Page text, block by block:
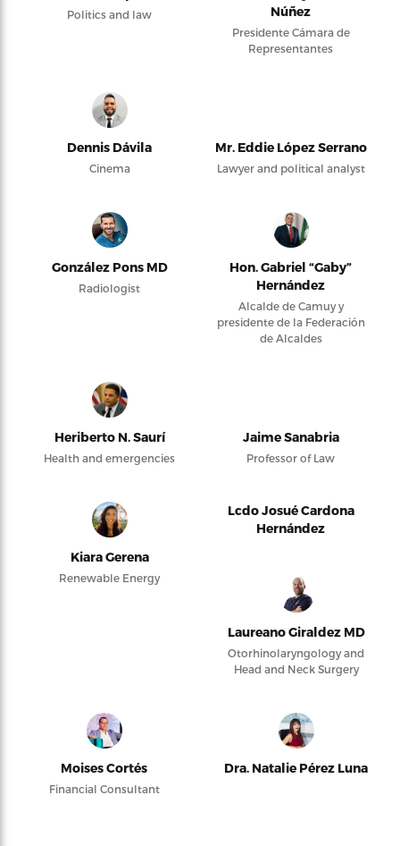
Politics and law
Núñez
Presidente Cámara de
Representantes
Dennis Dávila
Cinema
Mr. Eddie López Serrano
Lawyer and political analyst
González Pons MD
Radiologist
Hon. Gabriel “Gaby”
Hernández
Alcalde de Camuy y
presidente de la Federación
de Alcaldes
Heriberto N. Saurí
Health and emergencies
Jaime Sanabria
Professor of Law
Kiara Gerena
Renewable Energy
Lcdo Josué Cardona
Hernández
Laureano Giraldez MD
Otorhinolaryngology and
Head and Neck Surgery
Moises Cortés
Financial Consultant
Dra. Natalie Pérez Luna